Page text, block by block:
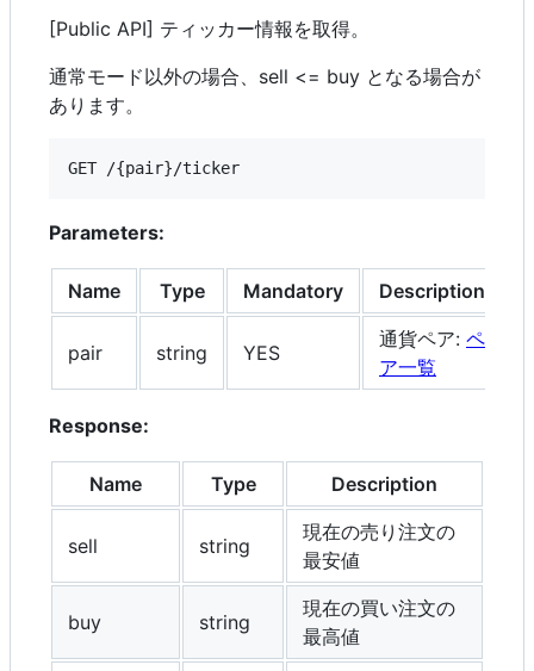
[Public API] ティッカー情報を取得。
通常モード以外の場合、sell <= buy となる場合が
あります。
GET /{pair}/ticker
Parameters:
Name Type Mandatory Description
pair string YES
通貨ペア: ペ
ア一覧
Response:
Name Type Description
sell string
現在の売り注文の
最安値
buy string
現在の買い注文の
最高値